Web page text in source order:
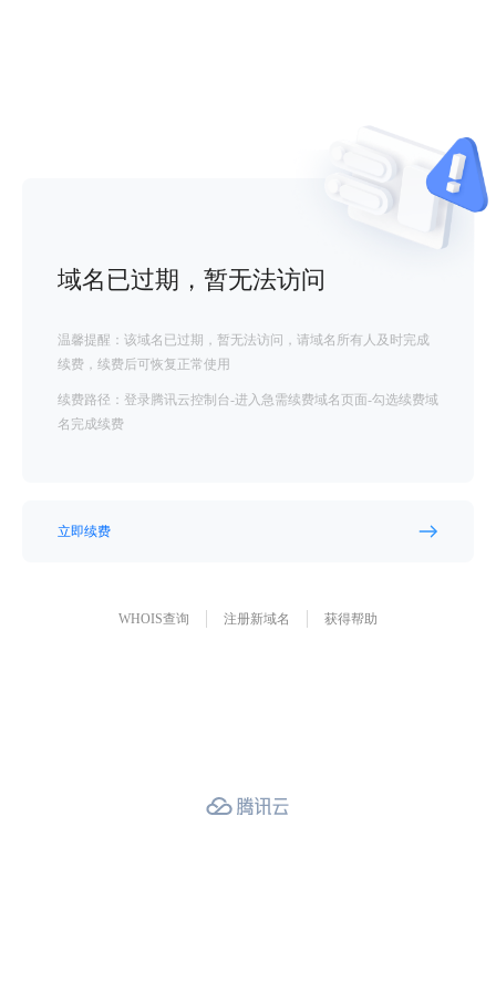
域名已过期，暂无法访问
温馨提醒：该域名已过期，暂无法访问，请域名所有人及时完成
续费，续费后可恢复正常使用
续费路径：登录腾讯云控制台-进入急需续费域名页面-勾选续费域
名完成续费
立即续费
WHOIS查询 注册新域名 获得帮助